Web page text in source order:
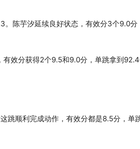
陈芋汐延续良好状态，有效分3个9.0
效分获得2个9.5和9.0分，单跳拿到
跳顺利完成动作，有效分都是8.5分，